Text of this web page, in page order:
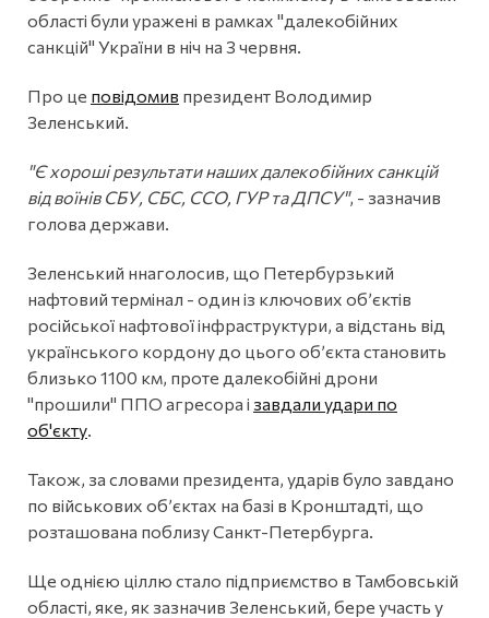
області були уражені в рамках "далекобійних
санкцій" України в ніч на 3 червня.
Про це повідомив президент Володимир
Зеленський.
"Є хороші результати наших далекобійних санкцій
від воїнів СБУ, СБС, ССО, ГУР та ДПСУ", - зазначив
голова держави.
Зеленський ннаголосив, що Петербурзький
нафтовий термінал - один із ключових об’єктів
російської нафтової інфраструктури, а відстань від
українського кордону до цього об’єкта становить
близько 1100 км, проте далекобійні дрони
"прошили" ППО агресора і завдали удари по
об'єкту
Також, за словами президента, ударів було завдано
по військових об’єктах на базі в Кронштадті, що
розташована поблизу Санкт-Петербурга.
Ще однією ціллю стало підприємство в Тамбовській
області, яке, як зазначив Зеленський, бере участь у